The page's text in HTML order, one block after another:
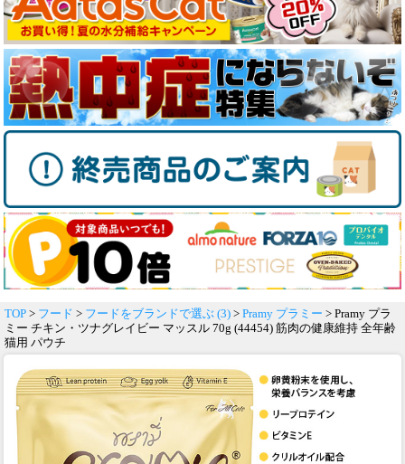
TOP > フード > フードをブランドで選ぶ (3) > Pramy プラミー > Pramy プラ
ミー チキン・ツナグレイビー マッスル 70g (44454) 筋肉の健康維持 全年齢
猫用 パウチ